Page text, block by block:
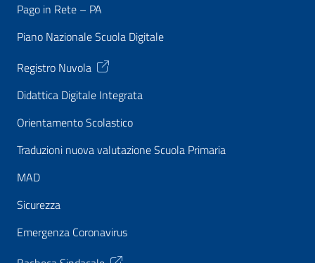
Pago in Rete – PA
Piano Nazionale Scuola Digitale
Registro Nuvola
Didattica Digitale Integrata
Orientamento Scolastico
Traduzioni nuova valutazione Scuola Primaria
MAD
Sicurezza
Emergenza Coronavirus